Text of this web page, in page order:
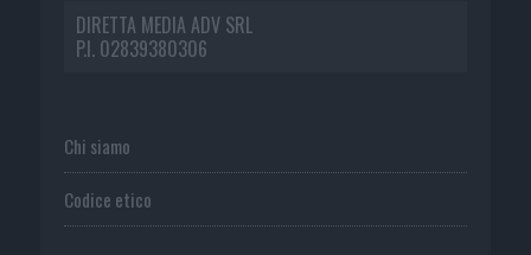
DIRETTA MEDIA ADV SRL
P.I. 02839380306
Chi siamo
Codice etico